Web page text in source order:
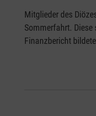
Mitglieder des
Sommerfahrt.
Finanzbericht